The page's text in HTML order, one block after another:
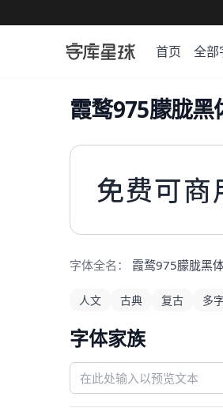
首页 全部
霞鹜975朦胧黑
免费可商
字体全名： 霞鹜975朦胧黑
人文 古典 复古 多
字体家族